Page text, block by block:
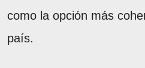
como la opción más
país.